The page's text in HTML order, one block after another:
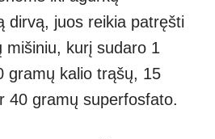
dirvą, juos reikia patręšti
mišiniu, kurį sudaro 1
gramų kalio trąšų, 15
40 gramų superfosfato.